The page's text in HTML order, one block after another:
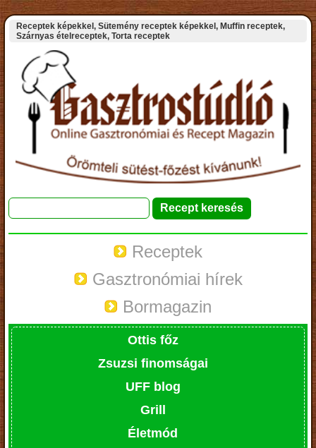
Receptek képekkel, Sütemény receptek képekkel, Muffin receptek,
Szárnyas ételreceptek, Torta receptek
Receptek
Gasztronómiai hírek
Bormagazin
Ottis főz
Zsuzsi finomságai
UFF blog
Grill
Életmód